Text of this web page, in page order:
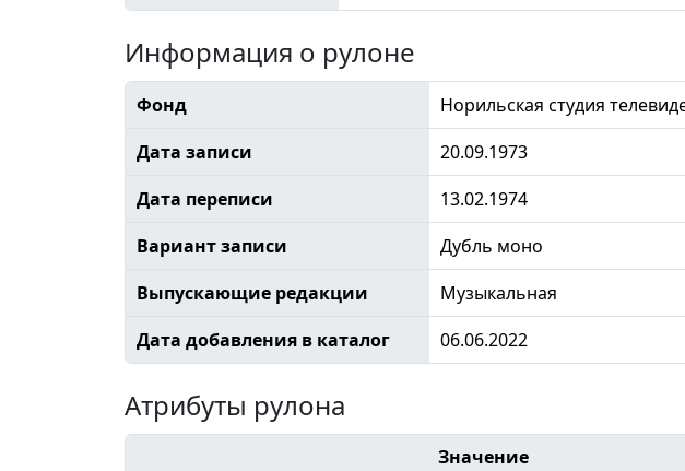
Информация о рулоне
Фонд
Норильская студия
Дата записи
20.09.1973
Дата переписи
13.02.1974
Вариант записи
Дубль моно
Выпускающие редакции
Музыкальная
Дата добавления в каталог
06.06.2022
Атрибуты рулона
Значение